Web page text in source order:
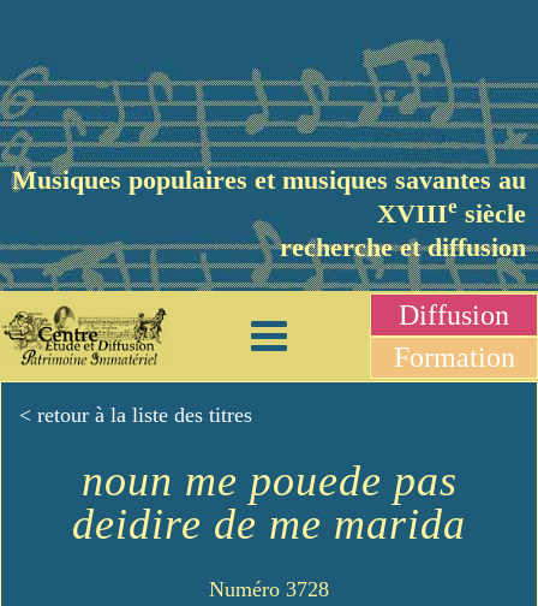
Musiques populaires et musiques savantes au
XVIIIe siècle
recherche et diffusion
Diffusion
Formation
< retour à la liste des titres
noun me pouede pas
deidire de me marida
Numéro 3728